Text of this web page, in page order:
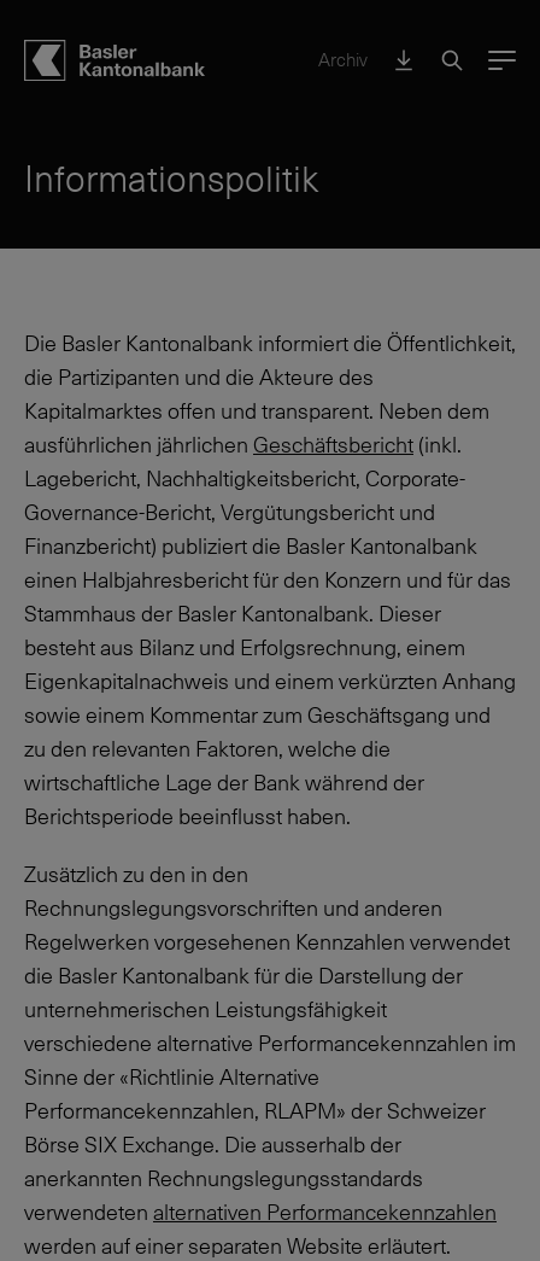
Archiv Menu
Informationspolitik
Die Basler Kantonalbank informiert die Öffentlichkeit,
die Partizipanten und die Akteure des
Kapitalmarktes offen und transparent. Neben dem
ausführlichen jährlichen Geschäftsbericht (inkl.
Lagebericht, Nachhaltigkeitsbericht, Corporate-
Governance-Bericht, Vergütungsbericht und
Finanzbericht) publiziert die Basler Kantonalbank
einen Halbjahresbericht für den Konzern und für das
Stammhaus der Basler Kantonalbank. Dieser
besteht aus Bilanz und Erfolgsrechnung, einem
Eigenkapitalnachweis und einem verkürzten Anhang
sowie einem Kommentar zum Geschäftsgang und
zu den relevanten Faktoren, welche die
wirtschaftliche Lage der Bank während der
Berichtsperiode beeinflusst haben.
Zusätzlich zu den in den
Rechnungslegungsvorschriften und anderen
Regelwerken vorgesehenen Kennzahlen verwendet
die Basler Kantonalbank für die Darstellung der
unternehmerischen Leistungsfähigkeit
verschiedene alternative Performancekennzahlen im
Sinne der «Richtlinie Alternative
Performancekennzahlen, RLAPM» der Schweizer
Börse SIX Exchange. Die ausserhalb der
anerkannten Rechnungslegungsstandards
verwendeten alternativen Performancekennzahlen
werden auf einer separaten Website erläutert.